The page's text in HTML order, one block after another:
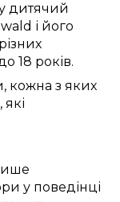
дитячий
і його
18 років.
, кожна з яких
, які
у поведінці